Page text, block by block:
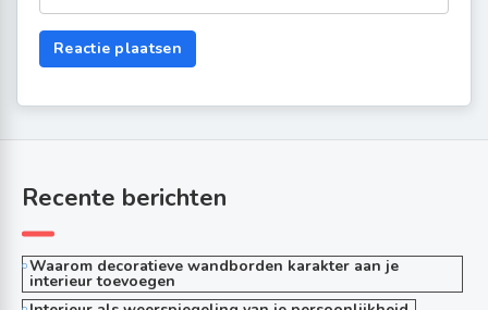
Recente berichten
Waarom decoratieve wandborden karakter aan je
interieur toevoegen